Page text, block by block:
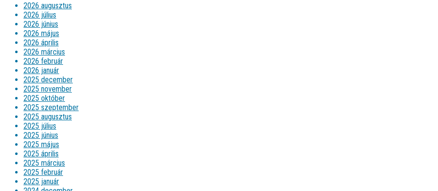
2026 augusztus
2026 július
2026 június
2026 május
2026 április
2026 március
2026 február
2026 január
2025 december
2025 november
2025 október
2025 szeptember
2025 augusztus
2025 július
2025 június
2025 május
2025 április
2025 március
2025 február
2025 január